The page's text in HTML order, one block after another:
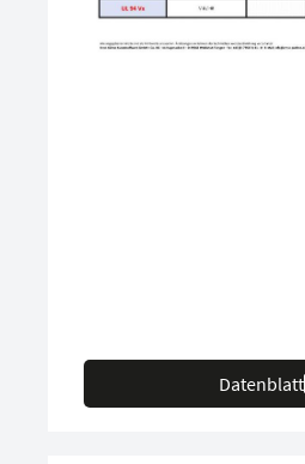
Datenblatt